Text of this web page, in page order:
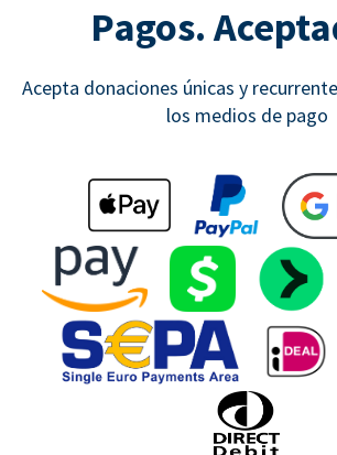
Pagos.
Acepta donaciones únicas y
los medios de pago